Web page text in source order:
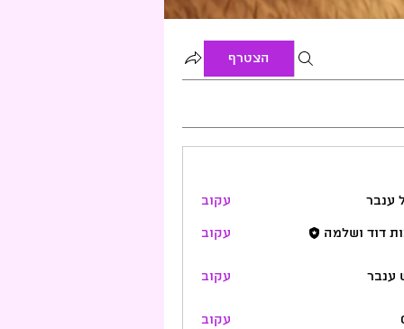
הצטרף
ענבר
עקוב
דוד ושלמה
עקוב
ענבר עקוב
עקוב